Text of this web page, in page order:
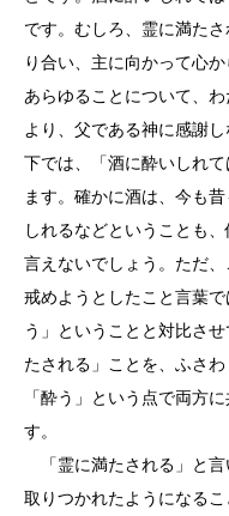
です。むしろ、霊に満た
り合い、主に向かって心
あらゆることについて、
より、父である神に感謝
下では、「酒に酔いしれ
ます。確かに酒は、今も
しれるなどということも
言えないでしょう。ただ
戒めようとしたこと言葉
う」ということと対比さ
たされる」ことを、ふさ
「酔う」という点で両方
す。
「霊に満たされる」と言
取りつかれたようになる